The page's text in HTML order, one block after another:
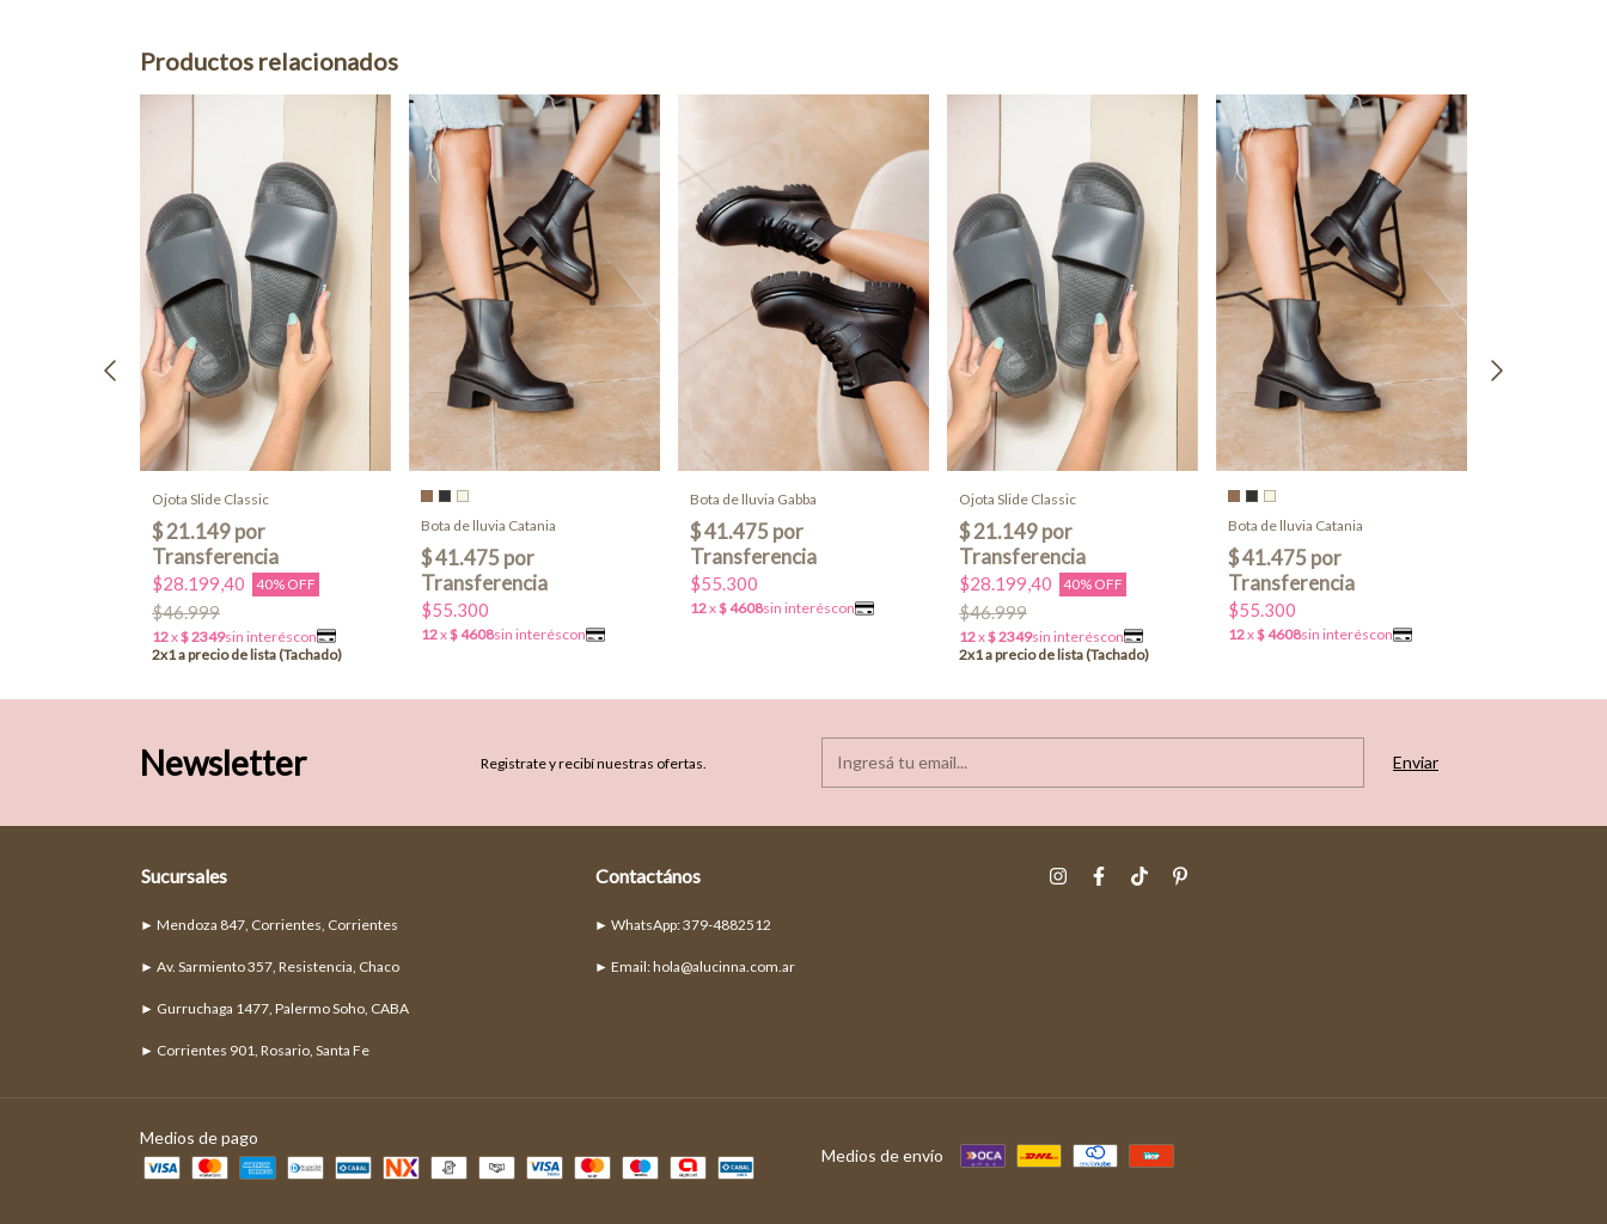
Productos relacionados
Ojota Slide Classic
$28.199,40 40% OFF
$46.999
Bota de lluvia Catania
$55.300
Bota de lluvia Gabba
$55.300
Ojota Slide Classic
$28.199,40 40% OFF
$46.999
Bota de lluvia Catania
$55.300
Newsletter Registrate y recibí nuestras ofertas.
Sucursales
► Mendoza 847, Corrientes, Corrientes
► Av. Sarmiento 357, Resistencia, Chaco
► Gurruchaga 1477, Palermo Soho, CABA
► Corrientes 901, Rosario, Santa Fe
Contactános
► Email:hola@alucinna.com.ar
Medios de pago
Medios de envío